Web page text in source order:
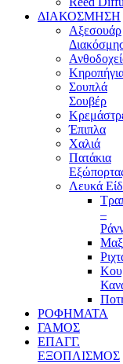
ΔΙΑΚΟΣΜΗΣΗ
Αξεσουάρ
Σουπλά
Σουβέρ
Έπιπλα
Χαλιά
Πατάκια
Λευκά
–
ΡΟΦΗΜΑΤΑ
ΓΑΜΟΣ
ΕΠΑΓΓ.
ΕΞΟΠΛΙΣΜΟΣ